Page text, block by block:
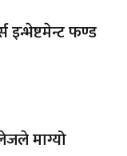
इन्भेष्टमेन्ट फण्ड
माग्यो